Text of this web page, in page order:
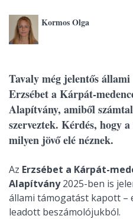
Kormos Olga
Tavaly még jelentős
Erzsébet a Kárpát-
Alapítvány, amiből
szerveztek. Kérdés, hogy
milyen jövő elé néznek.
Az Erzsébet a Kárpát-
Alapítvány2025-ben is
állami támogatást kapott –
leadott beszámolójukból.